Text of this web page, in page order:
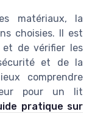
matériaux, la
choisies. Il est
et de vérifier les
et de la
comprendre
pour un lit
pratique sur